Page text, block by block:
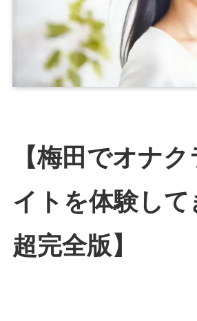
【梅田でオナ
イトを体験して
超完全版】